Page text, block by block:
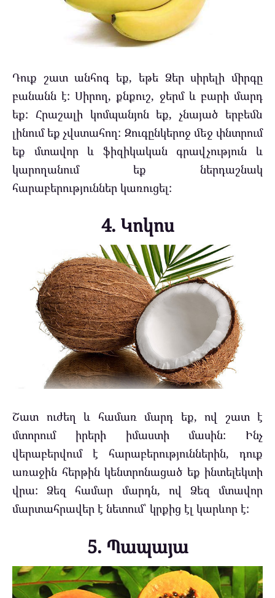
Դուք շատ անհոգ եք, եթե Ձեր սիրելի միրգը
բանանն է: Սիրող, քնքուշ, ջերմ և բարի մարդ
եք: Հրաշալի կոմպանյոն եք, չնայած երբեմն
լինում եք չվստահող: Զուգընկերոջ մեջ փնտրում
եք մտավոր և ֆիզիկական գրավչություն և
կարողանում եք ներդաշնակ
հարաբերություններ կառուցել:
4. Կոկոս
Շատ ուժեղ և համառ մարդ եք, ով շատ է
մտորում իրերի իմաստի մասին: Ինչ
վերաբերվում է հարաբերություններին, դուք
առաջին հերթին կենտրոնացած եք ինտելեկտի
վրա: Ձեզ համար մարդն, ով Ձեզ մտավոր
մարտահրավեր է նետում՝ կրքից էլ կարևոր է:
5. Պապայա